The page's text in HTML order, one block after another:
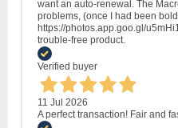
want an auto-renewal. The
problems, (once I had been
https://photos.app.goo.gl/
trouble-free product.
Verified buyer
11 Jul 2026
A perfect transaction! Fair and